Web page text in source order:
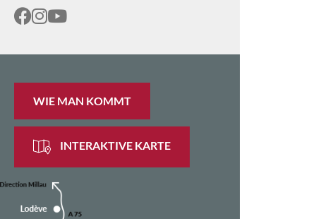
WIE MAN KOMMT
INTERAKTIVE KARTE